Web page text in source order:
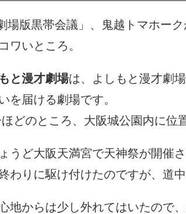
と漫才劇場は、よしもと漫才劇
を届ける劇場です。
どのところ、大阪城公園内に位
うど大阪天満宮で天神祭が開催
わりに駆け付けたのですが、道中
地からは少し外れてはいたので